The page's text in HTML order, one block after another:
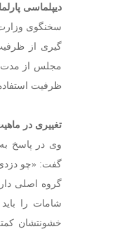
دیپلماسی
سخنگوی
گیری از
مجلس از
ظرفیت
تغییری در
وی در پاسخ
گفت: «چو دزدی
گروه اصلی
شامات را
خشونتشان